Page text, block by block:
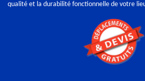
qualité et la durabilité fonctionnelle de votre